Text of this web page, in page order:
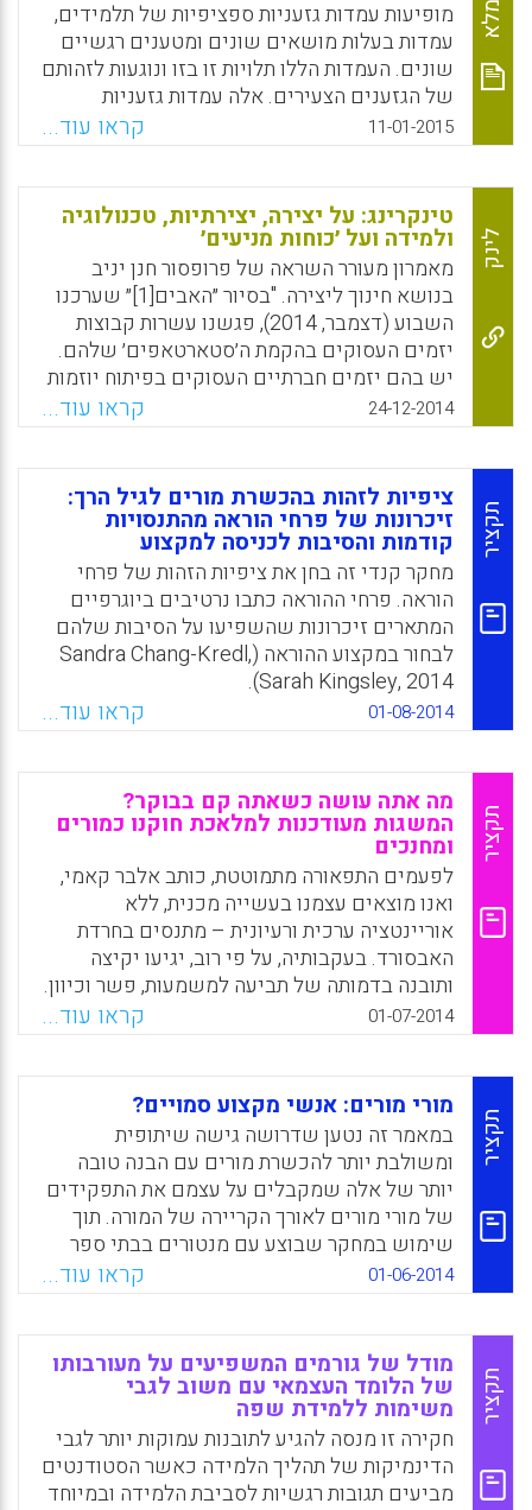
ברכילות (Rust, Julie, 2015).
WhatsApp
Facebook
Email
X
מופיעות עמדות גזעניות ספציפיות של תלמידים,
עמדות בעלות מושאים שונים ומטענים רגשיים
שונים. העמדות הללו תלויות זו בזו ונוגעות לזהותם
של הגזענים הצעירים. אלה עמדות גזעניות
בהתהוות. הן משקפות את העמדות הגזעניות
המגובשות יותר של המבוגרים. הואיל ועמדה
גזענית קשורה לזהות, אי אפשר להחליף אותה
בקלות; לזהותו של הגזען יש לגשת בהתחשבות
ובזהירות (יורם הרפז).
WhatsApp
Facebook
Email
X
11-01-2015 קראו עוד...
לינק
טינקרינג: על יצירה, יצירתיות, טכנולוגיה
ולמידה ועל ׳כוחות מניעים׳
מאמרון מעורר השראה של פרופסור חנן יניב
בנושא חינוך ליצירה. "בסיור ״האבים[1]״ שערכנו
השבוע (דצמבר, 2014), פגשנו עשרות קבוצות
יזמים העסוקים בהקמת ה׳סטארטאפים׳ שלהם.
יש בהם יזמים חברתיים העסוקים בפיתוח יוזמות
לטובת החברה ושינוי העולם ויש בהם יזמים
עסקיים שהכח המניע שלהם הוא החלום על
׳אקזיט׳ מהיר. בכל מקרה, המכנה המשותף
שמרחף באויר הוא הלהט. כיזם שעסוק כל חייו
ביזמות ויצירה אני יכול להעיד… הלהט הזה הוא
סם החיים. האם אפשר להדליק להט כזה בעיניים
של ילדים בבית הספר? התנסות בהנעת תלמידים
בלמידה מבוססת פרויקטים בעשרות השנים
האחרונות מלמדת אותי שאפשר גם אפשר. החוויה
של לראות ילדים מבלים בצוותים לקראת סיום
פרויקט עד 3 לפנות בוקר היא חוויה שאין שניה
לה" (חנן יניב).
WhatsApp
Facebook
Email
X
24-12-2014 קראו עוד...
תקציר
ציפיות לזהות בהכשרת מורים לגיל הרך:
זיכרונות של פרחי הוראה מהתנסויות
קודמות והסיבות לכניסה למקצוע
מחקר קנדי זה בחן את ציפיות הזהות של פרחי
הוראה. פרחי ההוראה כתבו נרטיבים ביוגרפיים
המתארים זיכרונות שהשפיעו על הסיבות שלהם
לבחור במקצוע ההוראה (Sandra Chang-Kredl,
Sarah Kingsley, 2014).
WhatsApp
Facebook
Email
X 01-08-2014 קראו עוד...
תקציר
מה אתה עושה כשאתה קם בבוקר?
המשגות מעודכנות למלאכת חוקנו כמורים
ומחנכים
לפעמים התפאורה מתמוטטת, כותב אלבר קאמי,
ואנו מוצאים עצמנו בעשייה מכנית, ללא
אוריינטציה ערכית ורעיונית – מתנסים בחרדת
האבסורד. בעקבותיה, על פי רוב, יגיעו יקיצה
ותובנה בדמותה של תביעה למשמעות, פשר וכיוון.
מאמר זה מבקש להתמודד עם חרדת האבסורד
כפי שמתנסים בה מורים ומחנכים אידאליסטים,
בבקשם את ההגיונות המנחים והמצדיקים של
מלאכת חוקם בחינוך ובהוראה (נמרוד אלוני).
WhatsApp
Facebook
Email
X
01-07-2014 קראו עוד...
תקציר
מורי מורים: אנשי מקצוע סמויים?
במאמר זה נטען שדרושה גישה שיתופית
ומשולבת יותר להכשרת מורים עם הבנה טובה
יותר של אלה שמקבלים על עצמם את התפקידים
של מורי מורים לאורך הקריירה של המורה. תוך
שימוש במחקר שבוצע עם מנטורים בבתי ספר
בסקוטלנד, מוצע שמורי המורים עשויים להיות
"בלתי מוכרים" ולהישאר "אנשי מקצוע סמויים"
בשל הזהויות שהם מבנים עבור עצמם, בשל סדרי
העדיפויות והערכים שהם או אחרים מקשרים
לתפקידיהם או בשל התרבויות והמבנים
2014).
WhatsApp
Facebook
Email
X
01-06-2014 קראו עוד...
תקציר
מודל של גורמים המשפיעים על מעורבותו
של הלומד העצמאי עם משוב לגבי
משימות ללמידת שפה
חקירה זו מנסה להגיע לתובנות עמוקות יותר לגבי
הדינמיקות של תהליך הלמידה כאשר הסטודנטים
מביעים תגובות רגשיות לסביבת הלמידה ובמיוחד